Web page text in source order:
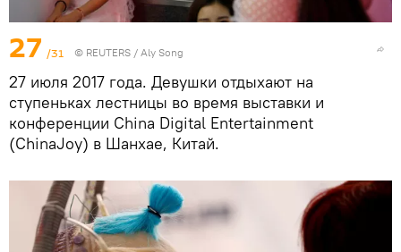
27 /31 © REUTERS / Aly Song
27 июля 2017 года. Девушки отдыхают на
ступеньках лестницы во время выставки и
конференции China Digital Entertainment
(ChinaJoy) в Шанхае, Китай.